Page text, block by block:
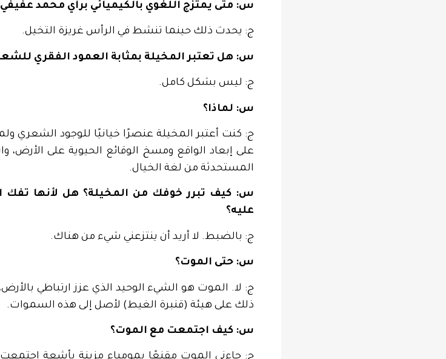
س: متى يمتزج اللغوي بالكيميائي برأي محمد
ج: يحدث ذلك حينما تنشط في الرأس غريزة التخيل.
س: هل تعتبر المخيلة بمثابة العمود الفقري
ج: ليس بشكل كامل.
س: لماذا؟
ج: كنت أعتبر المخيلة عنصرًا خيانيًا للوجود الشعري
على إبعاد الواقع ومسخ الوقائع الحيوية على الأرض،
المستحدثة من لغة الخيال.
س: كيف تبرر خوفك من المخيلة؟ هل لأنها تفك
عليه؟
ج: بالضبط. لا أريد أن ينتزعني شيء من هناك.
س: حتى الموت؟
ج: لا. الموت هو الشيء الوحيد الذي عزز ارتباطي
ذلك على هيئة (قنبرة الغيط) لأصل إلى هذه السموات.
س: كيف اجتمعت مع الموت؟